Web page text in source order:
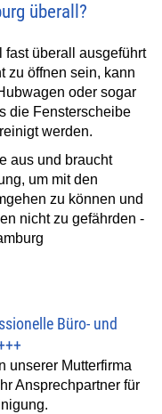
überall?
überall ausgeführt
zu öffnen sein, kann
oder sogar
die Fensterscheibe
werden.
aus und braucht
um mit den
zu können und
nicht zu gefährden -
Büro- und
unserer Mutterfirma
Ansprechpartner für